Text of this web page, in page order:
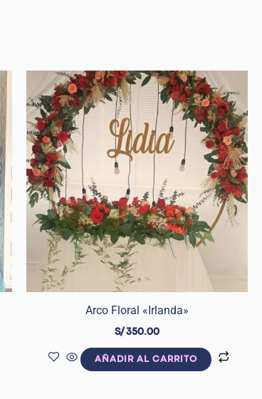
Arco Floral «Irlanda»
S/350.00
AÑADIR AL CARRITO